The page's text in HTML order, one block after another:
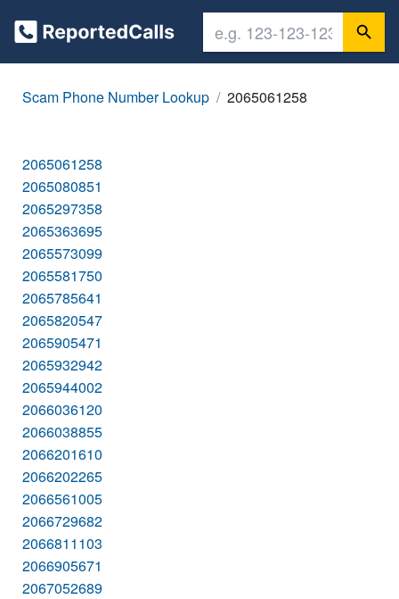
Scam Phone Number Lookup 2065061258
2065061258
2065080851
2065297358
2065363695
2065573099
2065581750
2065785641
2065820547
2065905471
2065932942
2065944002
2066036120
2066038855
2066201610
2066202265
2066561005
2066729682
2066811103
2066905671
2067052689